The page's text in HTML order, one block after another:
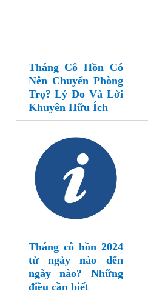
Tháng Cô Hồn Có
Nên Chuyển Phòng
Trọ? Lý Do Và Lời
Khuyên Hữu Ích
Tháng cô hồn 2024
từ ngày nào đến
ngày nào? Những
điều cần biết